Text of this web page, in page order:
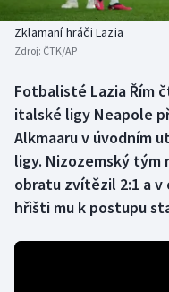
Biatlon
Box
Curling
Dostihy
Florbal
Aplikace ČT sport
Zklamaní hráči Lazia
Zdroj: ČTK/AP
Fotbalisté Lazia Řím
italské ligy Neapole
Alkmaaru v úvodním
ligy. Nizozemský tým
obratu zvítězil 2:1 a
hřišti mu k postupu